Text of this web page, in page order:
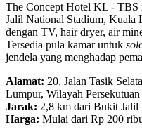
The Concept Hotel KL - TBS
Jalil National Stadium, Kuala
dengan TV, hair dryer, air
Tersedia pula kamar untuk
jendela yang menghadap
Alamat: 20, Jalan Tasik
Lumpur, Wilayah
Jarak: 2,8 km dari Bukit Jalil
Harga: Mulai dari Rp 200